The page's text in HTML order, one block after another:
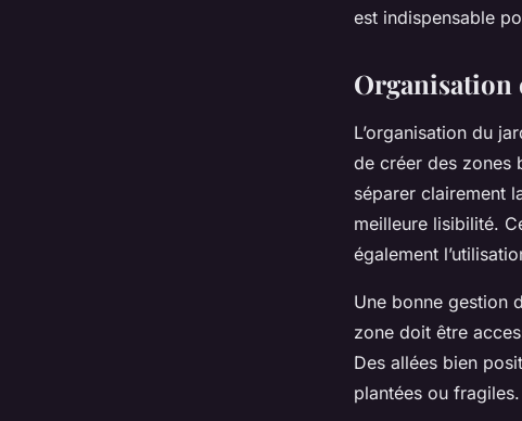
est indispensable
Organisation
L’organisation du
de créer des zones
séparer clairement
meilleure lisibilité.
également
Une bonne gestion
zone doit être
Des allées bien
plantées ou